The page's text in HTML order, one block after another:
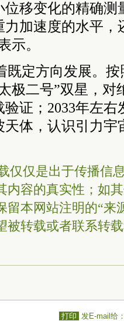
移变化的精确测
加速度的水平，
示。
既定方向发展。按
极二号”双星，对
证；2033年左右
体，认识引力宇
仅仅是出于传播信
内容的真实性；如
留本网站注明的“来
被转载或者联系转
打印 发E-mail给